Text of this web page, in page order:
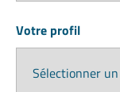
Votre profil